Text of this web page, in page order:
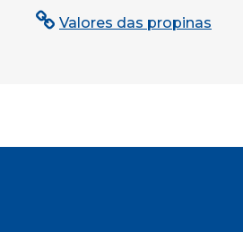
Valores das propinas